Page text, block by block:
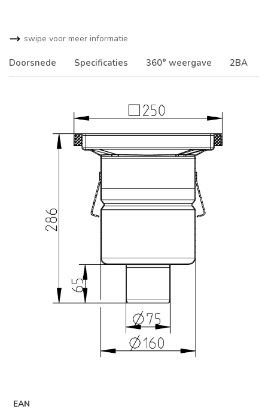
swipe voor meer informatie
Doorsnede Specificaties 360° weergave 2BA
EAN